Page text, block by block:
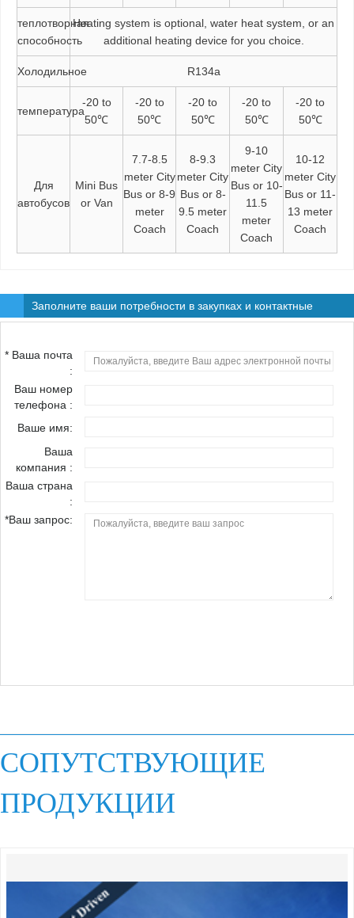
теплотворная
способность
Heating system is optional, water heat system, or an
additional heating device for you choice.
Холодильное R134a
температура
-20 to
50℃
-20 to
50℃
-20 to
50℃
-20 to
50℃
-20 to
50℃
Для
автобусов
Mini Bus
or Van
7.7-8.5
meter City
Bus or 8-9
meter
Coach
8-9.3
meter City
Bus or 8-
9.5 meter
Coach
9-10
meter City
Bus or 10-
11.5
meter
Coach
10-12
meter City
Bus or 11-
13 meter
Coach
Заполните ваши потребности в закупках и контактные
* Ваша почта
:
Ваш номер
телефона :
Ваше имя:
Ваша
компания :
Ваша страна
:
*Ваш запрос:
СОПУТСТВУЮЩИЕ
ПРОДУКЦИИ